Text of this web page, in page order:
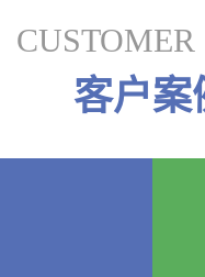
CUSTOMER
客户案